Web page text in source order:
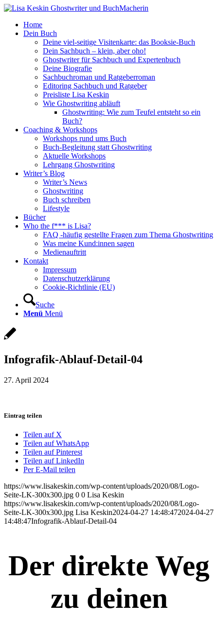
Home
Dein Buch
Deine viel-seitige Visitenkarte: das Booksie-Buch
Dein Sachbuch – klein, aber oho!
Ghostwriter für Sachbuch und Expertenbuch
Deine Biografie
Sachbuchroman und Ratgeberroman
Editoring Sachbuch und Ratgeber
Preisliste Lisa Keskin
Wie Ghostwriting abläuft
Ghostwriting: Wie zum Teufel entsteht so ein
Buch?
Coaching & Workshops
Workshops rund ums Buch
Buch-Begleitung statt Ghostwriting
Aktuelle Workshops
Lehrgang Ghostwriting
Writer’s Blog
Writer’s News
Ghostwriting
Buch schreiben
Lifestyle
Bücher
Who the f*** is Lisa?
FAQ -häufig gestellte Fragen zum Thema Ghostwriting
Was meine Kund:innen sagen
Medienauftritt
Kontakt
Impressum
Datenschutzerklärung
Cookie-Richtlinie (EU)
Suche
Menü Menü
Infografik-Ablauf-Detail-04
27. April 2024
Eintrag teilen
Teilen auf X
Teilen auf WhatsApp
Teilen auf Pinterest
Teilen auf LinkedIn
Per E-Mail teilen
https://www.lisakeskin.com/wp-content/uploads/2020/08/Logo-
Seite-LK-300x300.jpg 0 0 Lisa Keskin
https://www.lisakeskin.com/wp-content/uploads/2020/08/Logo-
Seite-LK-300x300.jpg Lisa Keskin2024-04-27 14:48:472024-04-27
14:48:47Infografik-Ablauf-Detail-04
Der direkte Weg
zu deinen